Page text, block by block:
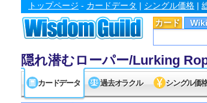
カード Wiki
トップページ - カードデータ | シングル価格 |
隠れ潜むローパー/Lurking
カードデータ 過去オラクル シングル価